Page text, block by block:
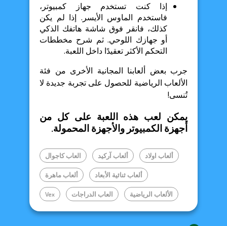
إذا كنت تستخدم جهاز كمبيوتر،
فاستخدم الماوس الأيسر. إذا لم يكن
كذلك، فانقر فوق شاشة هاتفك الذكي
أو جهازك اللوحي. ثم شرح مخططات
التحكم الأكثر تعقيدًا داخل اللعبة.
جرب بعض ألعابنا المجانية الأخرى من فئة
الألعاب الرياضية للحصول على تجربة جديدة لا
تُنسى!
يمكن لعب هذه اللعبة على كل من
أجهزة الكمبيوتر والأجهزة المحمولة.
ألعاب اولاد ألعاب آركيد العاب كاجوال
ألعاب ثنائية الأبعاد ألعاب ماهرة
الألعاب الرياضية العاب الدراجات Vex